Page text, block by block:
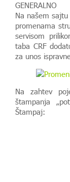
GENERALNO
Na našem
promenama
servisom
taba CRF
za unos
Na zahtev
štampanja
Štampaj: